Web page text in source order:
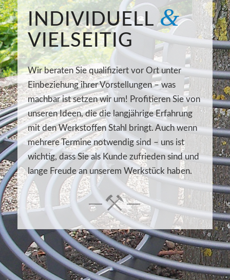
INDIVIDUELL&
VIELSEITIG
Wir beraten Sie qualifiziert vor Ort unter
Einbeziehung ihrer Vorstellungen – was
machbar ist setzen wir um! Profitieren Sie von
unseren Ideen, die die langjährige Erfahrung
mit den Werkstoffen Stahl bringt. Auch wenn
mehrere Termine notwendig sind – uns ist
wichtig, dass Sie als Kunde zufrieden sind und
lange Freude an unserem Werkstück haben.